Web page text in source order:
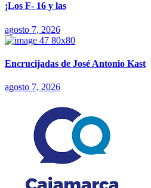
¡Los F- 16 y las
agosto 7, 2026
Encrucijadas de José Antonio Kast
agosto 7, 2026